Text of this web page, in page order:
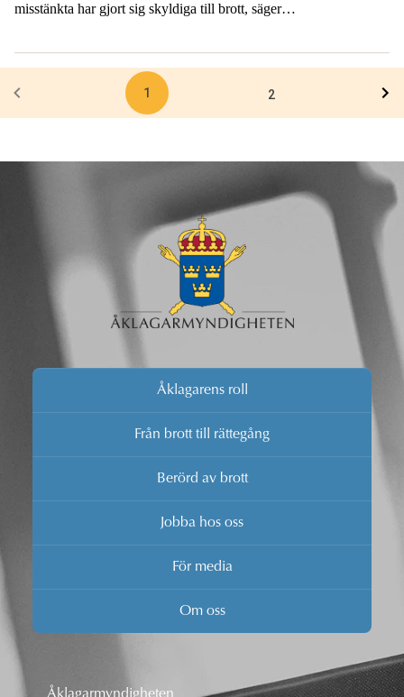
misstänkta har gjort sig skyldiga till brott, säger
1 2
Åklagarens roll
Från brott till rättegång
Berörd av brott
Jobba hos oss
För media
Om oss
Åklagarmyndigheten